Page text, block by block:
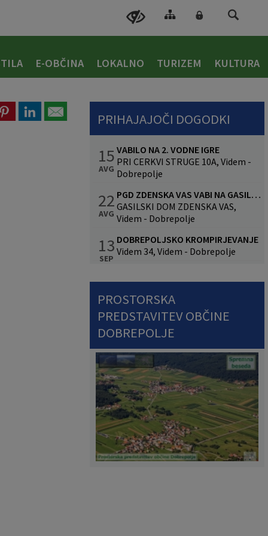
E-OBČINA LOKALNO TURIZEM KULTURA
PRIHAJAJOČI DOGODKI
15
AVG
VABILO NA 2. VODNE IGRE
PRI CERKVI STRUGE 10A, Videm -
Dobrepolje
22
AVG
PGD ZDENSKA VAS VABI NA GASILSKO VESELICO S SKUPINO CALYPSO
GASILSKI DOM ZDENSKA VAS,
Videm - Dobrepolje
13
SEP
DOBREPOLJSKO KROMPIRJEVANJE
Videm 34, Videm - Dobrepolje
PROSTORSKA
PREDSTAVITEV OBČINE
DOBREPOLJE